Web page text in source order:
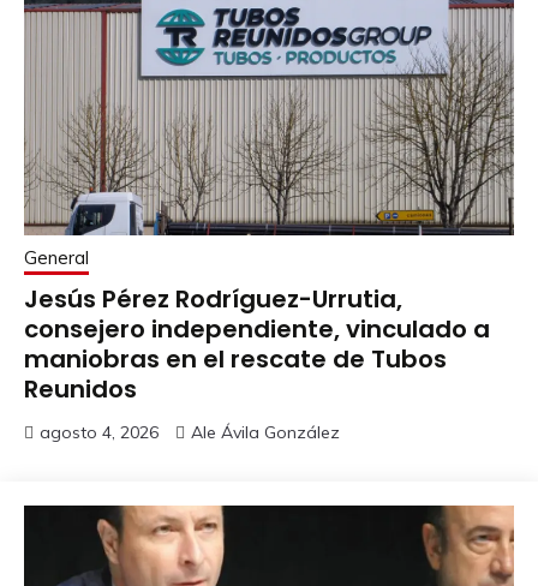
General
Jesús Pérez Rodríguez-Urrutia,
consejero independiente, vinculado a
maniobras en el rescate de Tubos
Reunidos
agosto 4, 2026 Ale Ávila González